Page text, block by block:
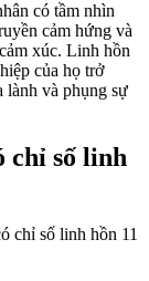
có tầm nhìn
cảm hứng và
xúc. Linh hồn
của họ trở
lành và phụng sự
chỉ số linh
chỉ số linh hồn 11